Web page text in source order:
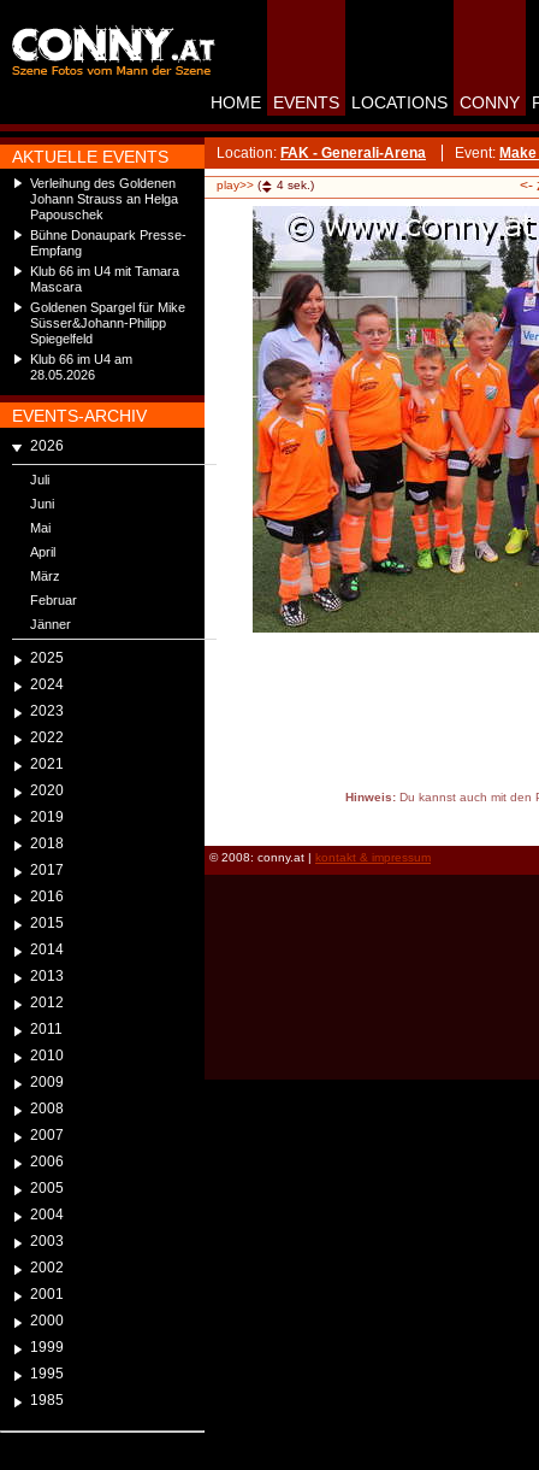
AKTUELLE EVENTS
Verleihung des Goldenen
Johann Strauss an Helga
Papouschek
Bühne Donaupark Presse-
Empfang
Klub 66 im U4 mit Tamara
Mascara
Goldenen Spargel für Mike
Süsser&Johann-Philipp
Spiegelfeld
Klub 66 im U4 am
28.05.2026
EVENTS-ARCHIV
2026
Juli
Juni
Mai
April
März
Februar
Jänner
2025
2024
2023
2022
2021
2020
2019
2018
2017
2016
2015
2014
2013
2012
2011
2010
2009
2008
2007
2006
2005
2004
2003
2002
2001
2000
1999
1995
1985
HOME EVENTS LOCATIONS CONNY
Location: FAK - Generali-Arena Event:
play>> ( 4 sek.) <-
Hinweis:Du kannst auch mit den
© 2008: conny.at | kontakt & impressum